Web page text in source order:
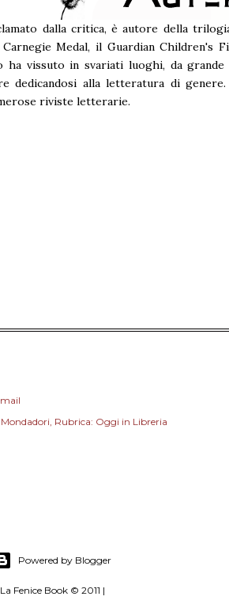
dalla critica, è autore della
Medal, il Guardian Children's
ha vissuto in svariati luoghi, da
dedicandosi alla letteratura di
riviste letterarie.
Mondadori Rubrica: Oggi in Libreria
Powered by Blogger
La Fenice Book © 2011 |